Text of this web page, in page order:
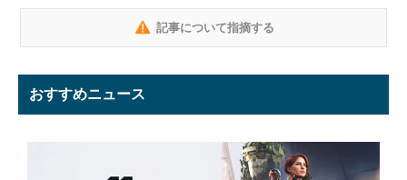
記事について指摘する
おすすめニュース